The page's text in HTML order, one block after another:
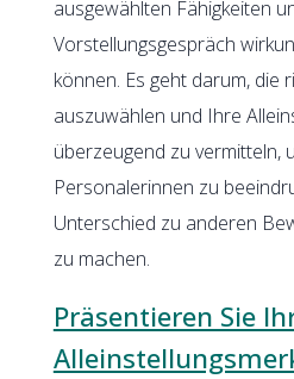
ausgewählten Fähigkeiten
Vorstellungsgespräch
können. Es geht darum, die
auszuwählen und Ihre
überzeugend zu vermitteln,
Personalerinnen zu
Unterschied zu anderen
zu machen.
Präsentieren Sie